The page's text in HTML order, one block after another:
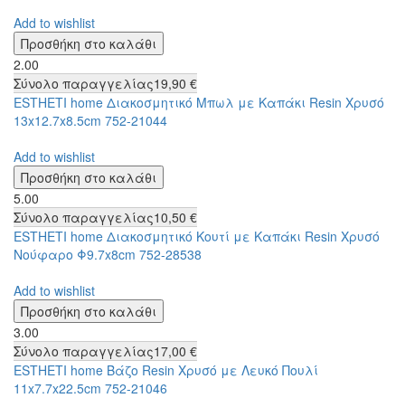
Add to wishlist
2.00
Σύνολο παραγγελίας19,90 €
ESTHETI home Διακοσμητικό Μπωλ με Καπάκι Resin Χρυσό
13x12.7x8.5cm 752-21044
Add to wishlist
5.00
Σύνολο παραγγελίας10,50 €
ESTHETI home Διακοσμητικό Κουτί με Καπάκι Resin Χρυσό
Νούφαρο Φ9.7x8cm 752-28538
Add to wishlist
3.00
Σύνολο παραγγελίας17,00 €
ESTHETI home Βάζο Resin Χρυσό με Λευκό Πουλί
11x7.7x22.5cm 752-21046